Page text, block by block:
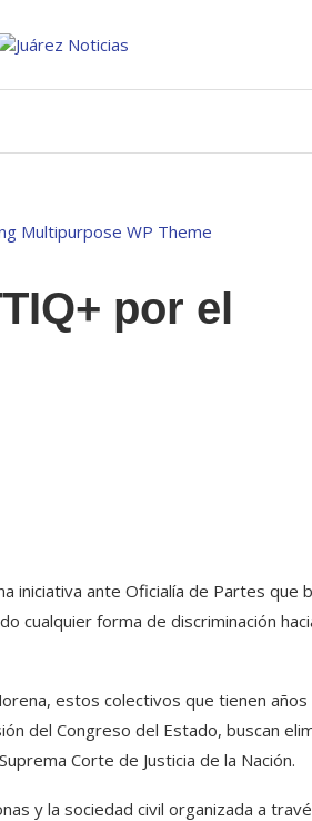
por el
iniciativa ante Oficialía de Partes que
cualquier forma de discriminación
estos colectivos que tienen años
del Congreso del Estado, buscan
Corte de Justicia de la Nación.
y la sociedad civil organizada a